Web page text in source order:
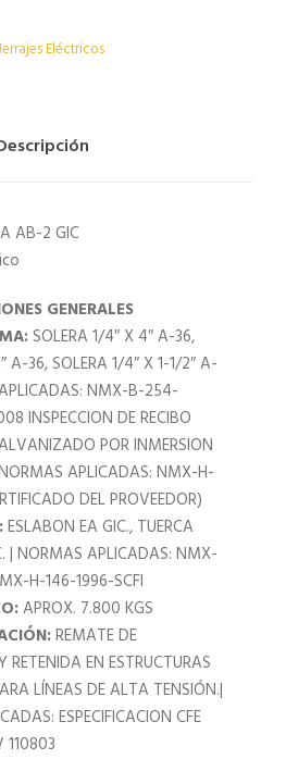
Eléctricos
AB-2 GIC
GENERALES
SOLERA 1/4″ X 4″ A-36,
A-36, SOLERA 1/4″ X 1-1/2″ A-
NMX-B-254-
INSPECCION DE RECIBO
POR INMERSION
APLICADAS: NMX-H-
DEL PROVEEDOR)
ESLABON EA GIC., TUERCA
| NORMAS APLICADAS: NMX-
H-146-1996-SCFI
APROX. 7.800 KGS
REMATE DE
RETENIDA EN ESTRUCTURAS
LÍNEAS DE ALTA TENSIÓN.|
ESPECIFICACION CFE